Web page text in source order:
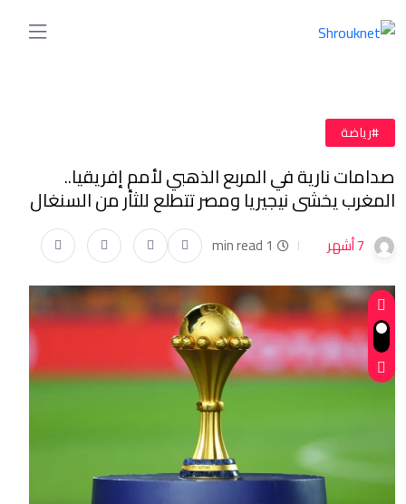
#رياضة
صدامات نارية في المربع الذهبي لأمم إفريقيا..
المغرب يخشى نيجيريا ومصر تتطلع للثأر من السنغال
7 أشهر 1 min read